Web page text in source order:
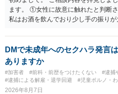
ます。 ①女性に故意に触れたと判断
私はお酒を飲んでおり少し手の振り
いた場合、故意だと判定されやすい
故意があると判断されることは無い
の可能性 この行為により、痴漢やそ
捕、呼び出しされる可能性はどれほ
まっただけであり、さらにその場で女
とからすると、この後に呼び出される
DMで未成年へのセクハラ発言
ありますか
#加害者 #前科・前歴をつけたくない
#逮捕
#逮捕による解雇・退学回避
#児童ポルノ・
2026年8月7日